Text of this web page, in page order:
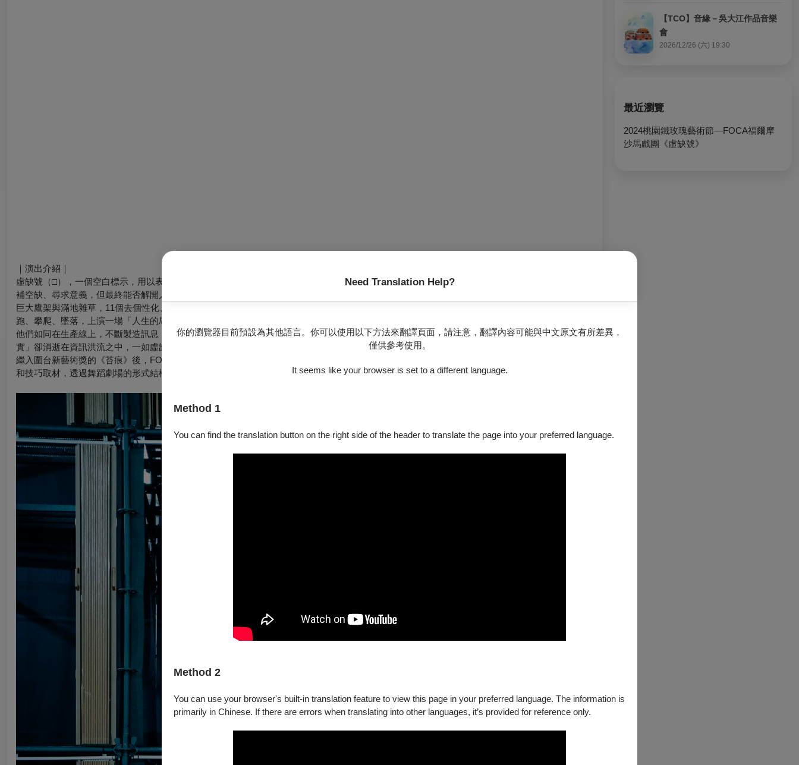
Need Translation Help?
你的瀏覽器目前預設為其他語言。你可以使用以下方法來翻譯頁面，請注意，翻譯內容可能與中文原文有所差異，
僅供參考使用。
It seems like your browser is set to a different language.
Method 1
You can find the translation button on the right side of the header to translate the page into your preferred language.
Method 2
You can use your browser's built-in translation feature to view this page in your preferred language. The information is
primarily in Chinese. If there are errors when translating into other languages, it’s provided for reference only.
｜演出介紹｜
虛缺號（□），一個空白標示，用以表示無法辨認或缺失的字，人們需依據上下文推敲完整意思。就像現實生活，我們努力活著、投入工作，不斷填
補空缺、尋求意義，但最終能否解開人生的謎團？
巨大鷹架與滿地雜草，11個去個性化、面目模糊的表演者，在這個揭露與隱匿、真實與虛構、自然與人工同時存在的壓縮空間裡，反覆行走、奔
跑、攀爬、墜落，上演一場「人生的馬戲」。
他們如同在生產線上，不斷製造訊息，卻又隨之被更多的訊息淹沒、沖散，鏡射了社群時代，透過一次次的刺激，追求點擊、按讚、流量，而「真
實」卻消逝在資訊洪流之中，一如虛缺號（□），殘缺、無法辨識的空白。
繼入圍台新藝術獎的《苔痕》後，FOCA福爾摩沙馬戲團再度與德國舞蹈劇場團隊「支離疏製作」（Peculiar Man）攜手合作，從馬戲的身體、動作
和技巧取材，透過舞蹈劇場的形式結構編織，勾勒出一幅現代人的心靈圖像。
【TCO】音緣－吳大江作品音樂
會
2026/12/26 (六) 19:30
最近瀏覽
2024桃園鐵玫瑰藝術節—FOCA福爾摩
沙馬戲團《虛缺號》